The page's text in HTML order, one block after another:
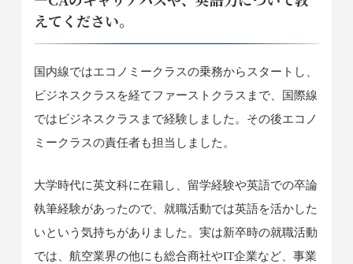
えてください。
国内線ではエコノミークラスの乗務からスタートし、
ビジネスクラスを経てファーストクラスまで、国際線
ではビジネスクラスまで経験しました。その後エコノ
ミークラスの責任者も担当しました。
大学時代に英文科に在籍し、留学経験や英語での卒論
執筆経験があったので、就職活動では英語を活かした
いという気持ちがありました。実は新卒時の就職活動
では、航空業界の他にも総合商社やIT企業など、事業